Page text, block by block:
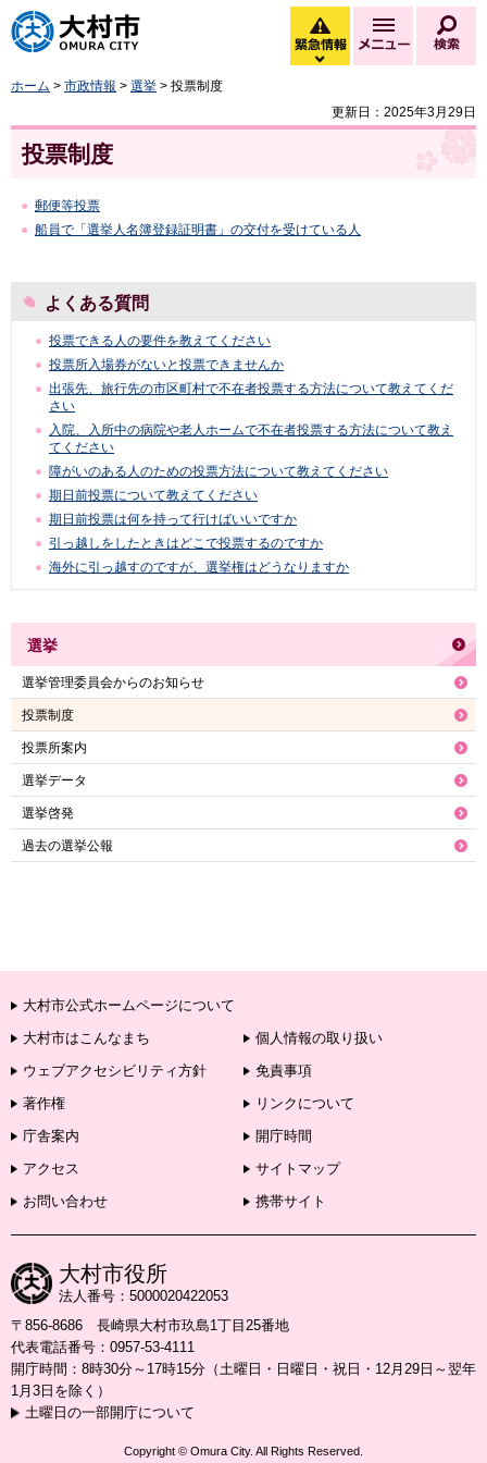
大村市
緊急情報
緊急情報を開く
メニュー
ホーム > 市政情報 > 選挙 > 投票制度
更新日：2025年3月29日
投票制度
郵便等投票
船員で「選挙人名簿登録証明書」の交付を受けている人
よくある質問
投票できる人の要件を教えてください
投票所入場券がないと投票できませんか
出張先、旅行先の市区町村で不在者投票する方法について教えてくだ
さい
入院、入所中の病院や老人ホームで不在者投票する方法について教え
てください
障がいのある人のための投票方法について教えてください
期日前投票について教えてください
期日前投票は何を持って行けばいいですか
引っ越しをしたときはどこで投票するのですか
海外に引っ越すのですが、選挙権はどうなりますか
選挙
選挙管理委員会からのお知らせ
投票制度
投票所案内
選挙データ
選挙啓発
過去の選挙公報
大村市公式ホームページについて
大村市はこんなまち
個人情報の取り扱い
ウェブアクセシビリティ方針
免責事項
著作権
リンクについて
庁舎案内
開庁時間
アクセス
サイトマップ
お問い合わせ
携帯サイト
大村市役所
法人番号：5000020422053
〒856-8686 長崎県大村市玖島1丁目25番地
代表電話番号：0957-53-4111
開庁時間：8時30分～17時15分（土曜日・日曜日・祝日・12月29日～翌年
1月3日を除く）
土曜日の一部開庁について
Copyright © Omura City. All Rights Reserved.